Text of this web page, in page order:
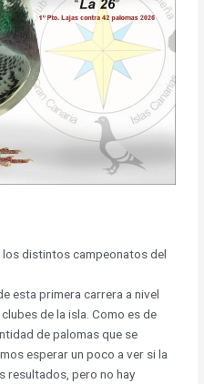
distintos campeonatos del
esta primera carrera a nivel
de la isla. Como es de
de palomas que se
esperar un poco a ver si la
resultados, pero no hay